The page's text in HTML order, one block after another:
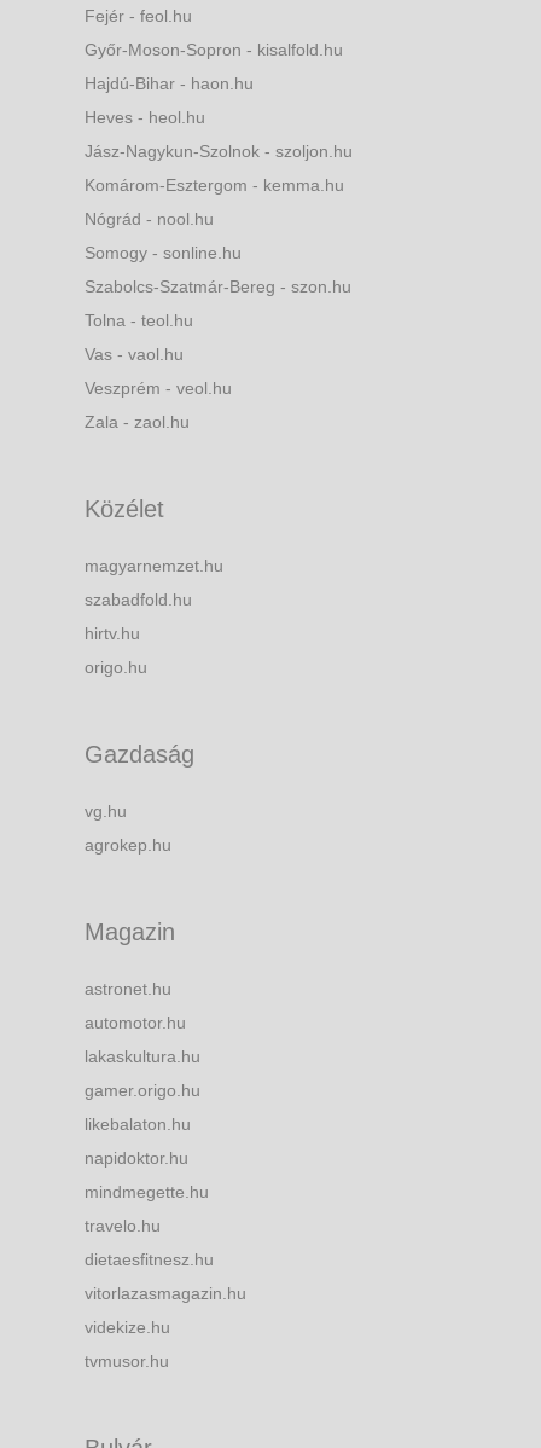
Fejér - feol.hu
Győr-Moson-Sopron - kisalfold.hu
Hajdú-Bihar - haon.hu
Heves - heol.hu
Jász-Nagykun-Szolnok - szoljon.hu
Komárom-Esztergom - kemma.hu
Nógrád - nool.hu
Somogy - sonline.hu
Szabolcs-Szatmár-Bereg - szon.hu
Tolna - teol.hu
Vas - vaol.hu
Veszprém - veol.hu
Zala - zaol.hu
Közélet
magyarnemzet.hu
szabadfold.hu
hirtv.hu
origo.hu
Gazdaság
vg.hu
agrokep.hu
Magazin
astronet.hu
automotor.hu
lakaskultura.hu
gamer.origo.hu
likebalaton.hu
napidoktor.hu
mindmegette.hu
travelo.hu
dietaesfitnesz.hu
vitorlazasmagazin.hu
videkize.hu
tvmusor.hu